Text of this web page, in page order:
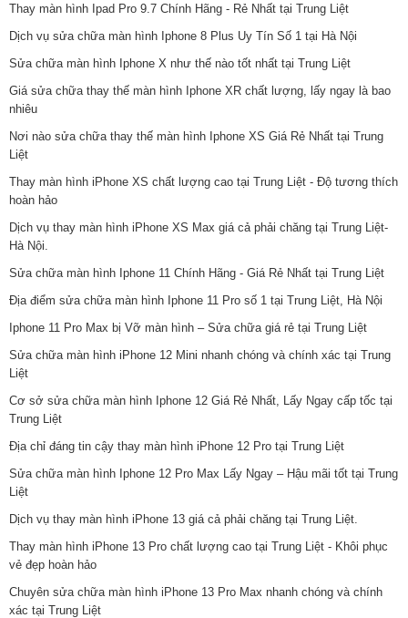
Thay màn hình Ipad Pro 9.7 Chính Hãng - Rẻ Nhất tại Trung Liệt
Dịch vụ sửa chữa màn hình Iphone 8 Plus Uy Tín Số 1 tại Hà Nội
Sửa chữa màn hình Iphone X như thế nào tốt nhất tại Trung Liệt
Giá sửa chữa thay thế màn hình Iphone XR chất lượng, lấy ngay là bao
nhiêu
Nơi nào sửa chữa thay thế màn hình Iphone XS Giá Rẻ Nhất tại Trung
Liệt
Thay màn hình iPhone XS chất lượng cao tại Trung Liệt - Độ tương thích
hoàn hảo
Dịch vụ thay màn hình iPhone XS Max giá cả phải chăng tại Trung Liệt-
Hà Nội.
Sửa chữa màn hình Iphone 11 Chính Hãng - Giá Rẻ Nhất tại Trung Liệt
Địa điểm sửa chữa màn hình Iphone 11 Pro số 1 tại Trung Liệt, Hà Nội
Iphone 11 Pro Max bị Vỡ màn hình – Sửa chữa giá rẻ tại Trung Liệt
Sửa chữa màn hình iPhone 12 Mini nhanh chóng và chính xác tại Trung
Liệt
Cơ sở sửa chữa màn hình Iphone 12 Giá Rẻ Nhất, Lấy Ngay cấp tốc tại
Trung Liệt
Địa chỉ đáng tin cậy thay màn hình iPhone 12 Pro tại Trung Liệt
Sửa chữa màn hình Iphone 12 Pro Max Lấy Ngay – Hậu mãi tốt tại Trung
Liệt
Dịch vụ thay màn hình iPhone 13 giá cả phải chăng tại Trung Liệt.
Thay màn hình iPhone 13 Pro chất lượng cao tại Trung Liệt - Khôi phục
vẻ đẹp hoàn hảo
Chuyên sửa chữa màn hình iPhone 13 Pro Max nhanh chóng và chính
xác tại Trung Liệt